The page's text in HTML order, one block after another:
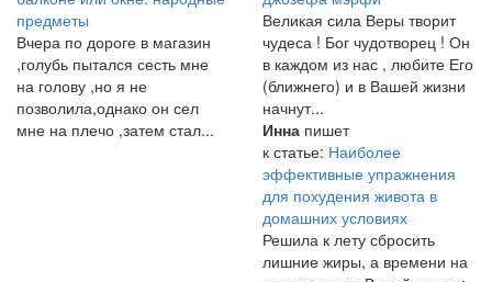
предметы
Вчера по дороге в магазин
,голубь пытался сесть мне
на голову ,но я не
позволила,однако он сел
мне на плечо ,затем стал...
Великая сила Веры творит
чудеса ! Бог чудотворец ! Он
в каждом из нас , любите Его
(ближнего) и в Вашей жизни
начнут...
Инна пишет
к статье: Наиболее
эффективные упражнения
для похудения живота в
домашних условиях
Решила к лету сбросить
лишние жиры, а времени на